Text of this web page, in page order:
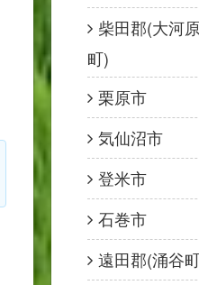
柴田郡(大河
町)
栗原市
気仙沼市
登米市
石巻市
遠田郡(涌谷